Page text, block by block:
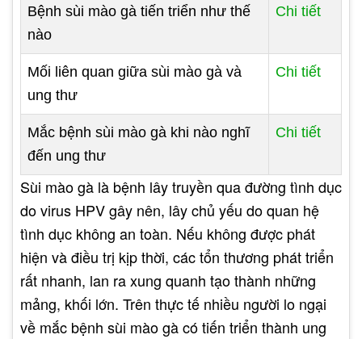
Bệnh sùi mào gà tiến triển như thế
nào
Chi tiết
Mối liên quan giữa sùi mào gà và
ung thư
Chi tiết
Mắc bệnh sùi mào gà khi nào nghĩ
đến ung thư
Chi tiết
Sùi mào gà là bệnh lây truyền qua đường tình dục
do virus HPV gây nên, lây chủ yếu do quan hệ
tình dục không an toàn. Nếu không được phát
hiện và điều trị kịp thời, các tổn thương phát triển
rất nhanh, lan ra xung quanh tạo thành những
mảng, khối lớn. Trên thực tế nhiều người lo ngại
về mắc bệnh sùi mào gà có tiến triển thành ung